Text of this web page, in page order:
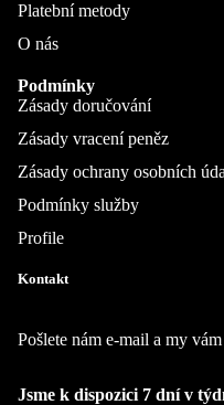
Platební metody
O nás
Podmínky
Zásady doručování
Zásady vracení peněz
Zásady ochrany osobních
Podmínky služby
Profile
Kontakt
Pošlete nám e-mail a my
Jsme k dispozici 7 dní v